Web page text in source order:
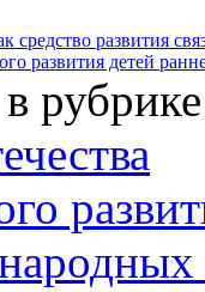
развития
развития детей